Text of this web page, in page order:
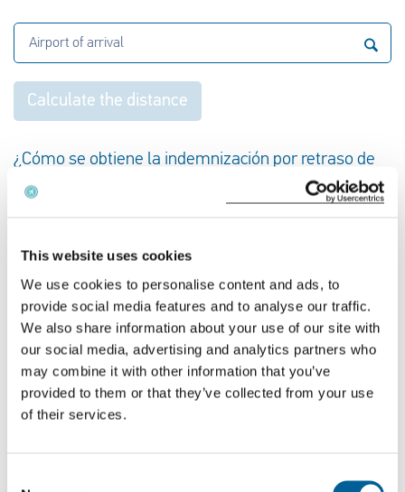
This website uses cookies
We use cookies to personalise content and ads, to
provide social media features and to analyse our traffic.
We also share information about your use of our site with
our social media, advertising and analytics partners who
may combine it with other information that you’ve
provided to them or that they’ve collected from your use
of their services.
Airport of arrival
Calculate the distance
¿Cómo se obtiene la indemnización por retraso de
vuelo?
derechos a indemnización en caso de cancelación de
Introduzca el número y la fecha de su vuelo y le
asesoraremos inmediatamente sobre sus derechos.
Presente su reclamación a través de EUclaim y
nosotros nos encargaremos de todo el proceso sin
gastos.